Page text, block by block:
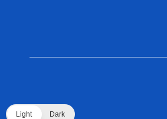
Light Dark